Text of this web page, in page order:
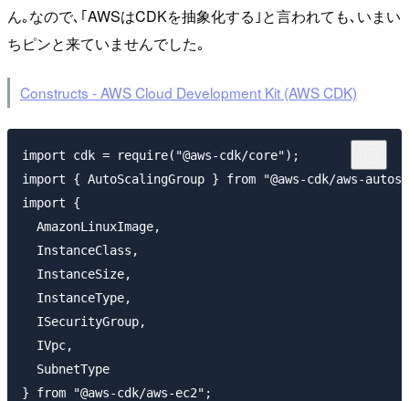
ん｡なので､｢AWSはCDKを抽象化する｣と言われても､いまい
ちピンと来ていませんでした｡
Constructs - AWS Cloud Development Kit (AWS CDK)
import cdk = require("@aws-cdk/core");
import { AutoScalingGroup } from "@aws-cdk/aws-
import {
  AmazonLinuxImage,
  InstanceClass,
  InstanceSize,
  InstanceType,
  ISecurityGroup,
  IVpc,
  SubnetType
} from "@aws-cdk/aws-ec2";